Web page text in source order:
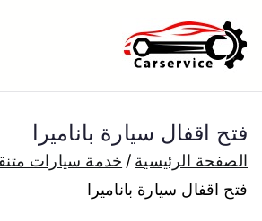
إلى
المحتوى
الكويت
بنشر متنقل
بارخص الاسعار
فتح اقفال سيارة باناميرا
الصفحة الرئيسية
خدمة سيارات
فتح اقفال سيارة باناميرا